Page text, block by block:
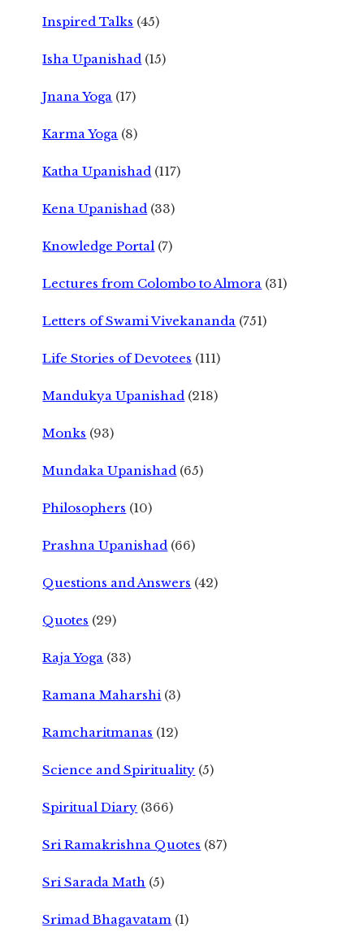
Inspired Talks (45)
Isha Upanishad (15)
Jnana Yoga (17)
Karma Yoga (8)
Katha Upanishad (117)
Kena Upanishad (33)
Knowledge Portal (7)
Lectures from Colombo to Almora (31)
Letters of Swami Vivekananda (751)
Life Stories of Devotees (111)
Mandukya Upanishad (218)
Monks (93)
Mundaka Upanishad (65)
Philosophers (10)
Prashna Upanishad (66)
Questions and Answers (42)
Quotes (29)
Raja Yoga (33)
Ramana Maharshi (3)
Ramcharitmanas (12)
Science and Spirituality (5)
Spiritual Diary (366)
Sri Ramakrishna Quotes (87)
Sri Sarada Math (5)
Srimad Bhagavatam (1)